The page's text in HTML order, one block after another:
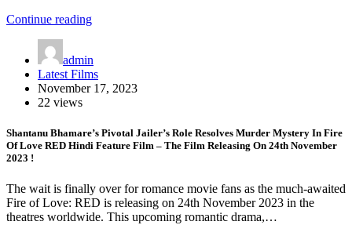
Continue reading
admin
Latest Films
November 17, 2023
22 views
Shantanu Bhamare’s Pivotal Jailer’s Role Resolves Murder Mystery In Fire
Of Love RED Hindi Feature Film – The Film Releasing On 24th November
2023 !
The wait is finally over for romance movie fans as the much-awaited
Fire of Love: RED is releasing on 24th November 2023 in the
theatres worldwide. This upcoming romantic drama,…